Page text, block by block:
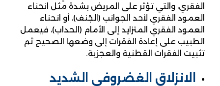
الفقري، والتي تؤثر على المريض بشدة مثل انحناء
العمود الفقري لأحد الجوانب (الجَنف)، أو انحناء
العمود الفقري المتزايد إلى الأمام (الحداب)، فيعمل
الطبيب على إعادة الفقرات إلى وضعها الصحيح ثم
تثبيت الفقرات القطنية والعجزية.
الانزلاق الغضروفي الشديد